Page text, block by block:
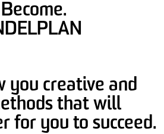
you creative and
that will
for you to succeed.